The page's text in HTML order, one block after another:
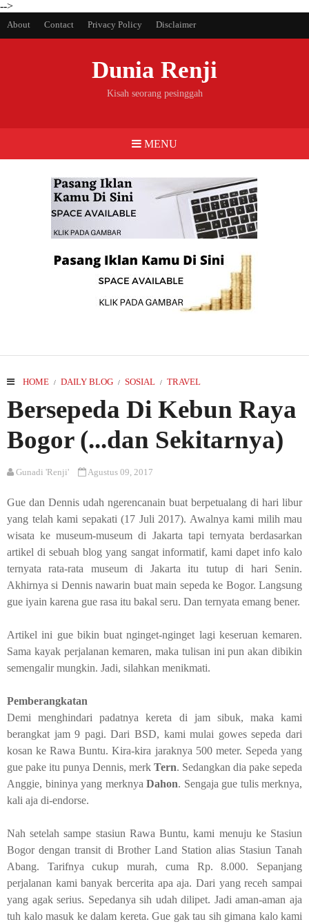
-->
About Contact Privacy Policy Disclaimer
Dunia Renji
Kisah seorang pesinggah
MENU
HOME / DAILY BLOG / SOSIAL / TRAVEL
Bersepeda Di Kebun Raya
Bogor (...dan Sekitarnya)
Gunadi 'Renji' Agustus 09, 2017
Gue dan Dennis udah ngerencanain buat berpetualang di hari libur
yang telah kami sepakati (17 Juli 2017). Awalnya kami milih mau
wisata ke museum-museum di Jakarta tapi ternyata berdasarkan
artikel di sebuah blog yang sangat informatif, kami dapet info kalo
ternyata rata-rata museum di Jakarta itu tutup di hari Senin.
Akhirnya si Dennis nawarin buat main sepeda ke Bogor. Langsung
gue iyain karena gue rasa itu bakal seru. Dan ternyata emang bener.
Artikel ini gue bikin buat nginget-nginget lagi keseruan kemaren.
Sama kayak perjalanan kemaren, maka tulisan ini pun akan dibikin
semengalir mungkin. Jadi, silahkan menikmati.
Pemberangkatan
Demi menghindari padatnya kereta di jam sibuk, maka kami
berangkat jam 9 pagi. Dari BSD, kami mulai gowes sepeda dari
kosan ke Rawa Buntu. Kira-kira jaraknya 500 meter. Sepeda yang
gue pake itu punya Dennis, merk Tern. Sedangkan dia pake sepeda
Anggie, bininya yang merknya Dahon. Sengaja gue tulis merknya,
kali aja di-endorse.
Nah setelah sampe stasiun Rawa Buntu, kami menuju ke Stasiun
Bogor dengan transit di Brother Land Station alias Stasiun Tanah
Abang. Tarifnya cukup murah, cuma Rp. 8.000. Sepanjang
perjalanan kami banyak bercerita apa aja. Dari yang receh sampai
yang agak serius. Sepedanya sih udah dilipet. Jadi aman-aman aja
tuh kalo masuk ke dalam kereta. Gue gak tau sih gimana kalo kami